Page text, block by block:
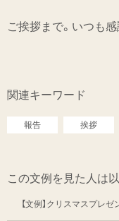
ご挨拶まで。いつも感
関連キーワード
報告 挨拶
この文例を見た人は
【文例】クリスマスプレゼ